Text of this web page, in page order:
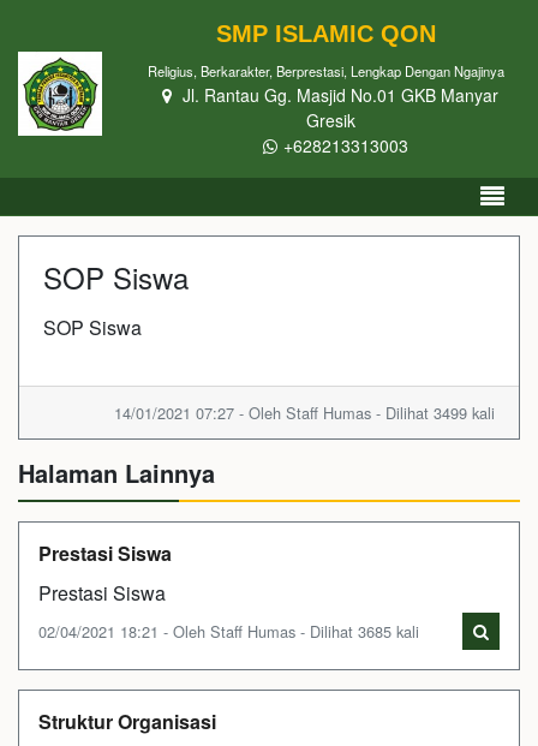
SMP ISLAMIC QON
Religius, Berkarakter, Berprestasi, Lengkap Dengan Ngajinya
Jl. Rantau Gg. Masjid No.01 GKB Manyar
Gresik
+628213313003
SOP Siswa
SOP Siswa
14/01/2021 07:27 - Oleh Staff Humas - Dilihat 3499 kali
Halaman Lainnya
Prestasi Siswa
Prestasi Siswa
02/04/2021 18:21 - Oleh Staff Humas - Dilihat 3685 kali
Struktur Organisasi